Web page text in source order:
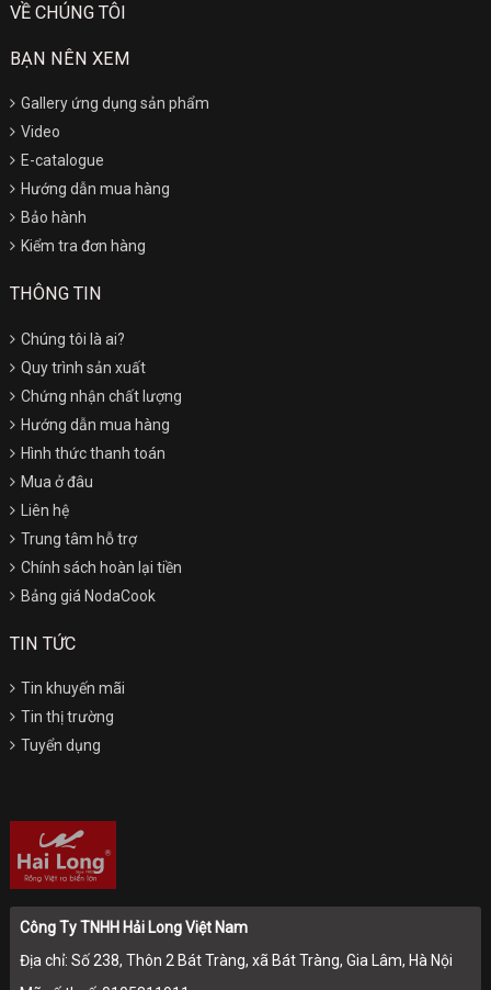
VỀ CHÚNG TÔI
BẠN NÊN XEM
Gallery ứng dụng sản phẩm
Video
E-catalogue
Hướng dẫn mua hàng
Bảo hành
Kiểm tra đơn hàng
THÔNG TIN
Chúng tôi là ai?
Quy trình sản xuất
Chứng nhận chất lượng
Hướng dẫn mua hàng
Hình thức thanh toán
Mua ở đâu
Liên hệ
Trung tâm hỗ trợ
Chính sách hoàn lại tiền
Bảng giá NodaCook
TIN TỨC
Tin khuyến mãi
Tin thị trường
Tuyển dụng
Công Ty TNHH Hải Long Việt Nam
Địa chỉ: Số 238, Thôn 2 Bát Tràng, xã Bát Tràng, Gia Lâm, Hà Nội